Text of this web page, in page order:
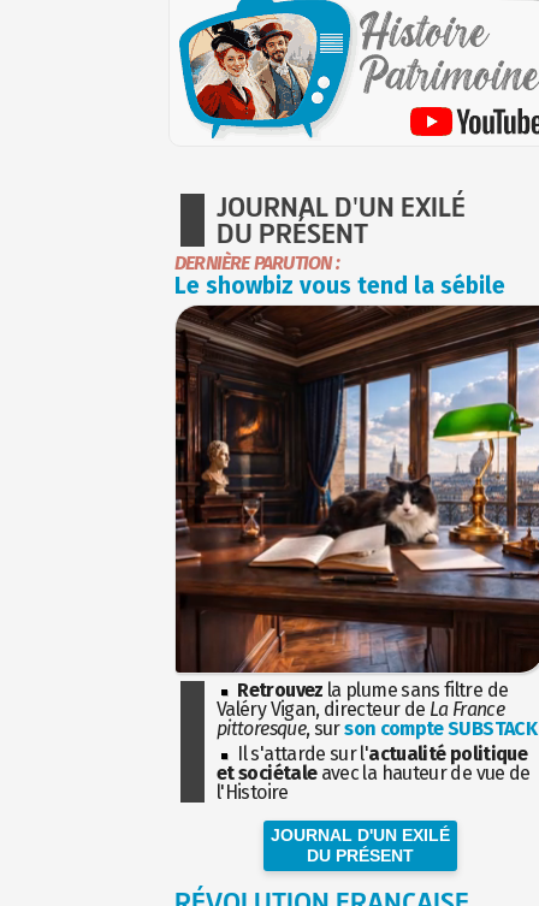
JOURNAL D'UN EXILÉ
DU PRÉSENT
DERNIÈRE PARUTION :
Le showbiz vous tend la sébile
Retrouvez la plume sans filtre de
Valéry Vigan, directeur de La France
pittoresque, surson compte SUBSTACK
Il s'attarde sur l'actualité politique
et sociétaleavec la hauteur de vue de
l'Histoire
JOURNAL D'UN EXILÉ
DU PRÉSENT